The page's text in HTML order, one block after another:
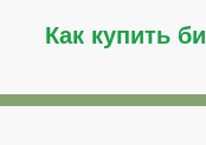
Как купить